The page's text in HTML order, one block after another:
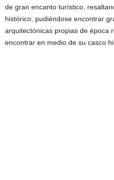
de gran encanto turístico,
histórico, pudiéndose encontrar
arquitectónicas propias de época
encontrar en medio de su casco